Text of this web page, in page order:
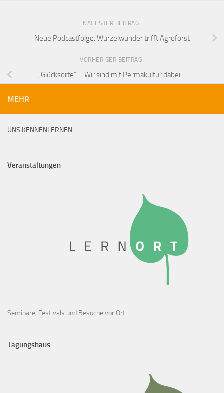
NÄCHSTER BEITRAG
Neue Podcastfolge: Wurzelwunder trifft Agroforst
VORHERIGER BEITRAG
„Glücksorte“ – Wir sind mit Permakultur dabei…
MEHR
UNS KENNENLERNEN
Veranstaltungen
Seminare, Festivals und Besuche vor Ort.
Tagungshaus